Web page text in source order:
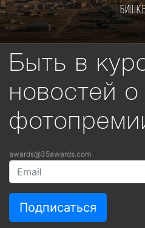
Быть в
новостей о
awards@35awards.com